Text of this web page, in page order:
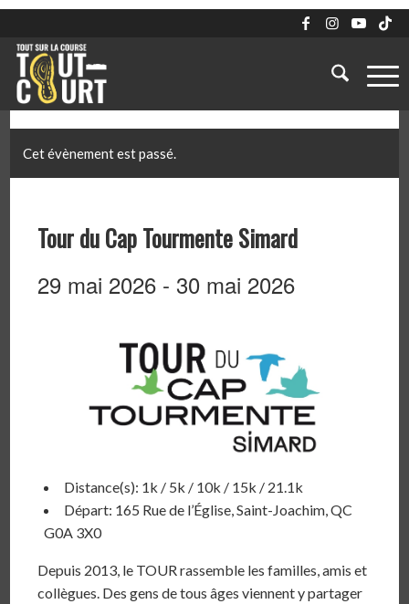
Cet évènement est passé.
Tour du Cap Tourmente Simard
29 mai 2026 - 30 mai 2026
Distance(s): 1k / 5k / 10k / 15k / 21.1k
Départ: 165 Rue de l’Église, Saint-Joachim, QC
G0A 3X0
Depuis 2013, le TOUR rassemble les familles, amis et
collègues. Des gens de tous âges viennent y partager